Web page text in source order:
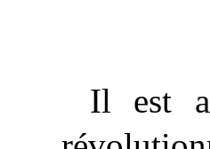
Il est